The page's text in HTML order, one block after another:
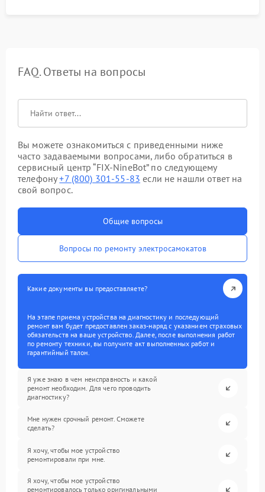
FAQ. Ответы на вопросы
Вы можете ознакомиться с приведенными ниже
часто задаваемыми вопросами, либо обратиться в
сервисный центр “FIX-NineBot” по следующему
телефону+7 (800) 301-55-83 если не нашли ответ на
свой вопрос.
Общие вопросы
Вопросы по ремонту электросамокатов
Какие документы вы предоставляете?
На этапе приема устройства на диагностику и последующий
ремонт вам будет предоставлен заказ-наряд с указанием страховых
обязательств на ваше устройство. Далее, после выполнения работ
по ремонту техники, вы получите акт выполненных работ и
гарантийный талон.
Я уже знаю в чем неисправность и какой
ремонт необходим. Для чего проводить
диагностику?
Мне нужен срочный ремонт. Сможете
сделать?
Я хочу, чтобы мое устройство
ремонтировали при мне.
Я хочу, чтобы мое устройство
ремонтировалось только оригинальными